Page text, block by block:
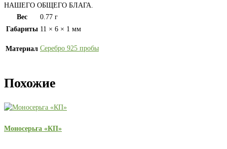
НАШЕГО ОБЩЕГО БЛАГА.
Вес
0.77 г
Габариты 11 × 6 × 1 мм
Материал Серебро 925 пробы
Похожие
Моносерьга «КП»